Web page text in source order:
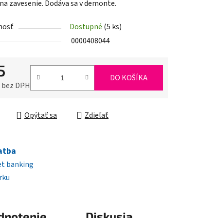
zavesenie. Dodáva sa v demonte.
Dostupné (5 ks)
0000408044
DPH
DO KOŠÍKA
Opýtať sa Zdieľať
banking